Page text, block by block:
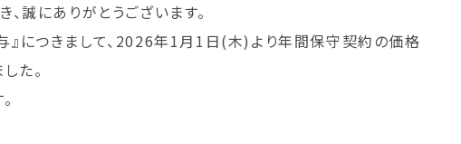
誠にありがとうございます。
』につきまして、2026年1月1日(木)より年間保守契約の価格
た。